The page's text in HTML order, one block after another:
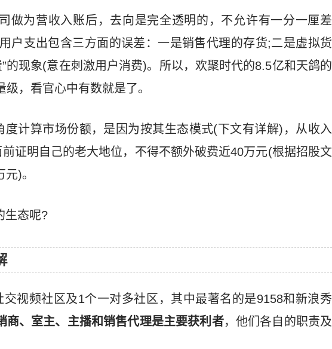
做为营收入账后，去向是完全透明的，不允许有一分一厘差
户支出包含三方面的误差：一是销售代理的存货;二是虚拟货
的现象(意在刺激用户消费)。所以，欢聚时代的8.5亿和天鸽的
，看官心中有数就是了。
度计算市场份额，是因为按其生态模式(下文有详解)，从收入
证明自己的老大地位，不得不额外破费近40万元(根据招股文
)。
生态呢?
视频社区及1个一对多社区，其中最著名的是9158和新浪秀
商、室主、主播和销售代理是主要获利者，他们各自的职责及